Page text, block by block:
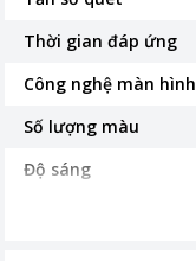
Thời gian đáp ứng
Công nghệ màn hình
Số lượng màu
Độ sáng